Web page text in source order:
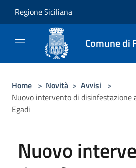
Regione Siciliana
Comune di
Home > Novità > Avvisi >
Nuovo intervento di disinfestazione
Egadi
Nuovo